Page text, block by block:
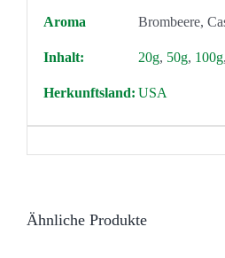
Aroma Brombeere,
Inhalt: 20g, 50g, 100g,
Herkunftsland: USA
Ähnliche Produkte